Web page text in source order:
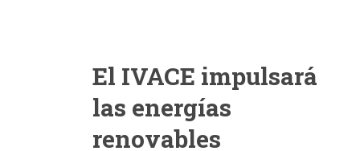
El IVACE impulsará
las energías
renovables